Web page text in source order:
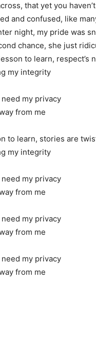
that yet you
and confused, like
night, my pride was
chance, she just
to learn, respect’s
my integrity
my privacy
from me
to learn, stories are
my integrity
my privacy
from me
my privacy
from me
my privacy
from me